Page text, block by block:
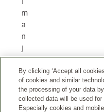
m
a
n
j
a
z
e
m
l
By clicking ‘Accept all
of cookies and similar
the processing of your data
collected data will be used
Especially cookies and